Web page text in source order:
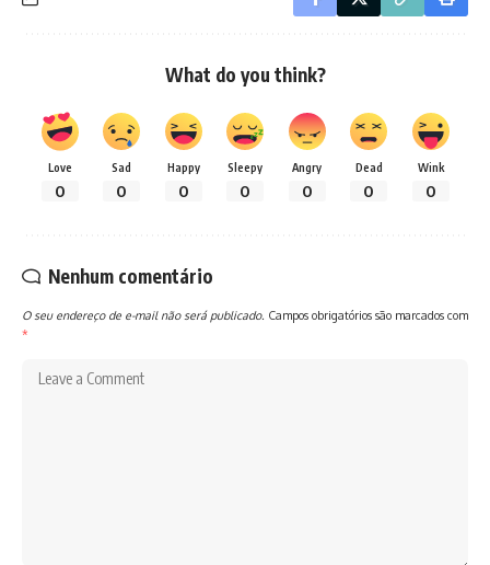
What do you think?
Love
0
Sad
0
Happy
0
Sleepy
0
Angry
0
Dead
0
Wink
0
Nenhum comentário
O seu endereço de e-mail não será publicado. Campos obrigatórios são marcados com
*